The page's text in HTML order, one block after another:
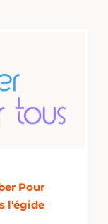
Pour
l'égide